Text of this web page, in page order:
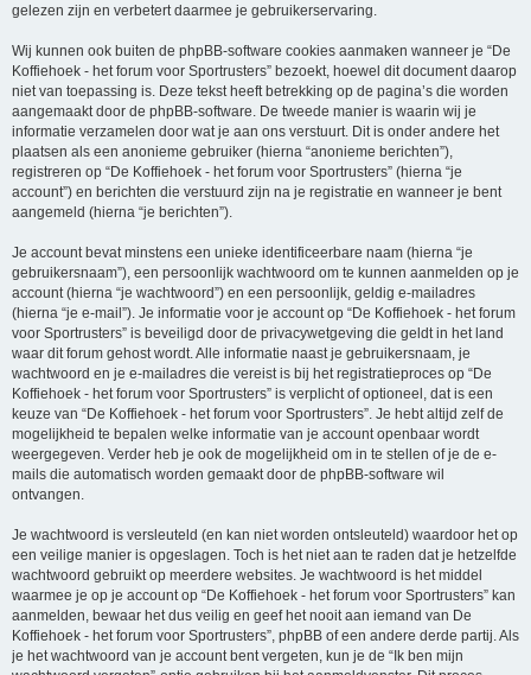
gelezen zijn en verbetert daarmee je gebruikerservaring.
Wij kunnen ook buiten de phpBB-software cookies aanmaken wanneer je “De
Koffiehoek - het forum voor Sportrusters” bezoekt, hoewel dit document daarop
niet van toepassing is. Deze tekst heeft betrekking op de pagina’s die worden
aangemaakt door de phpBB-software. De tweede manier is waarin wij je
informatie verzamelen door wat je aan ons verstuurt. Dit is onder andere het
plaatsen als een anonieme gebruiker (hierna “anonieme berichten”),
registreren op “De Koffiehoek - het forum voor Sportrusters” (hierna “je
account”) en berichten die verstuurd zijn na je registratie en wanneer je bent
aangemeld (hierna “je berichten”).
Je account bevat minstens een unieke identificeerbare naam (hierna “je
gebruikersnaam”), een persoonlijk wachtwoord om te kunnen aanmelden op je
account (hierna “je wachtwoord”) en een persoonlijk, geldig e-mailadres
(hierna “je e-mail”). Je informatie voor je account op “De Koffiehoek - het forum
voor Sportrusters” is beveiligd door de privacywetgeving die geldt in het land
waar dit forum gehost wordt. Alle informatie naast je gebruikersnaam, je
wachtwoord en je e-mailadres die vereist is bij het registratieproces op “De
Koffiehoek - het forum voor Sportrusters” is verplicht of optioneel, dat is een
keuze van “De Koffiehoek - het forum voor Sportrusters”. Je hebt altijd zelf de
mogelijkheid te bepalen welke informatie van je account openbaar wordt
weergegeven. Verder heb je ook de mogelijkheid om in te stellen of je de e-
mails die automatisch worden gemaakt door de phpBB-software wil
ontvangen.
Je wachtwoord is versleuteld (en kan niet worden ontsleuteld) waardoor het op
een veilige manier is opgeslagen. Toch is het niet aan te raden dat je hetzelfde
wachtwoord gebruikt op meerdere websites. Je wachtwoord is het middel
waarmee je op je account op “De Koffiehoek - het forum voor Sportrusters” kan
aanmelden, bewaar het dus veilig en geef het nooit aan iemand van De
Koffiehoek - het forum voor Sportrusters”, phpBB of een andere derde partij. Als
je het wachtwoord van je account bent vergeten, kun je de “Ik ben mijn